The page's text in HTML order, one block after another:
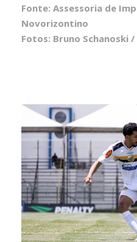
Fonte: Assessoria de
Novorizontino
Fotos: Bruno Schanoski